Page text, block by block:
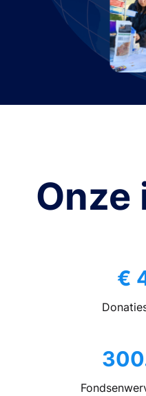
Onze
€